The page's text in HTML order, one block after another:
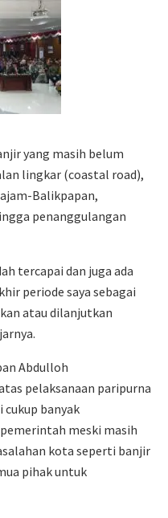
yang masih belum
lingkar (coastal road),
Balikpapan,
penanggulangan
tercapai dan juga ada
periode saya sebagai
atau dilanjutkan
Abdulloh
pelaksanaan paripurna
cukup banyak
meski masih
kota seperti banjir
pihak untuk